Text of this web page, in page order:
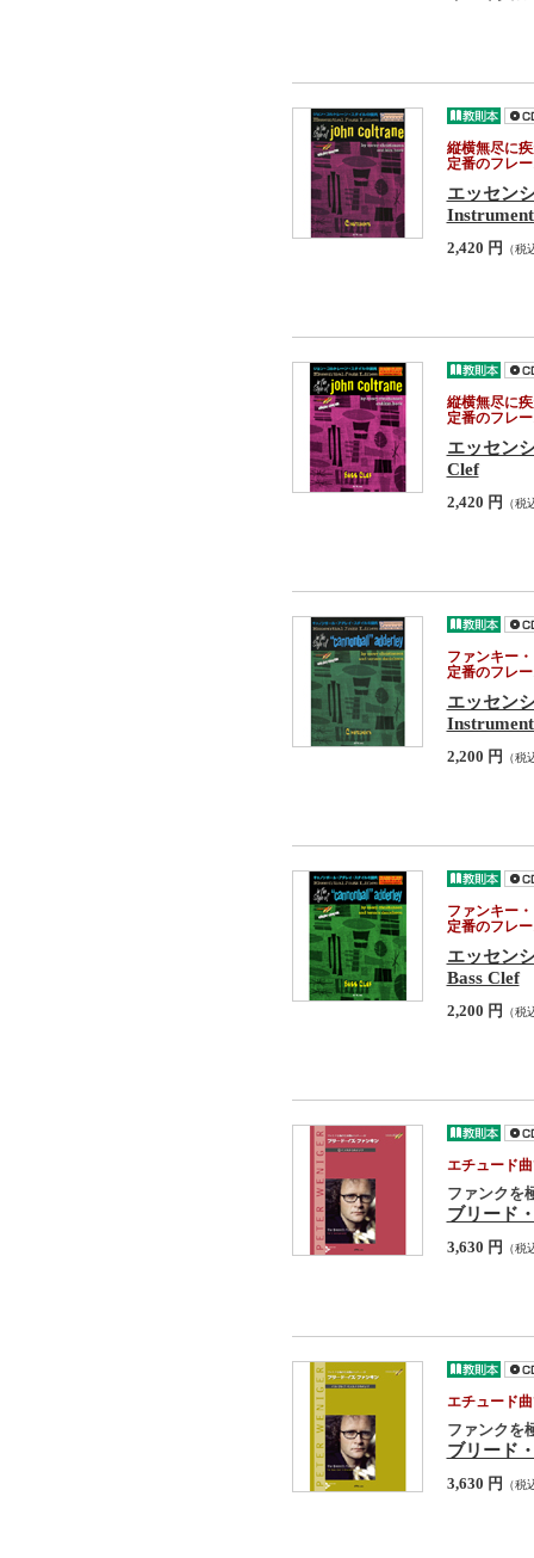
縦横無尽に
定番のフレ
エッセン
2,420 円 （税
縦横無尽に
定番のフレ
エッセン
Clef
2,420 円 （税
ファンキー
定番のフレ
エッセン
2,200 円 （税
ファンキー
定番のフレ
エッセン
Bass Clef
2,200 円 （税
エチュード
ファンクを
ブリード
3,630 円 （税
エチュード
ファンクを
ブリード
3,630 円 （税